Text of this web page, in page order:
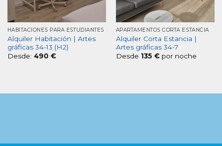
HABITACIONES PARA ESTUDIANTES
Alquiler Habitación | Artes
gráficas 34-13 (H2)
Desde: 490 €
APARTAMENTOS CORTA ESTANCIA
Alquiler Corta Estancia |
Artes gráficas 34-7
Desde 135 €por noche